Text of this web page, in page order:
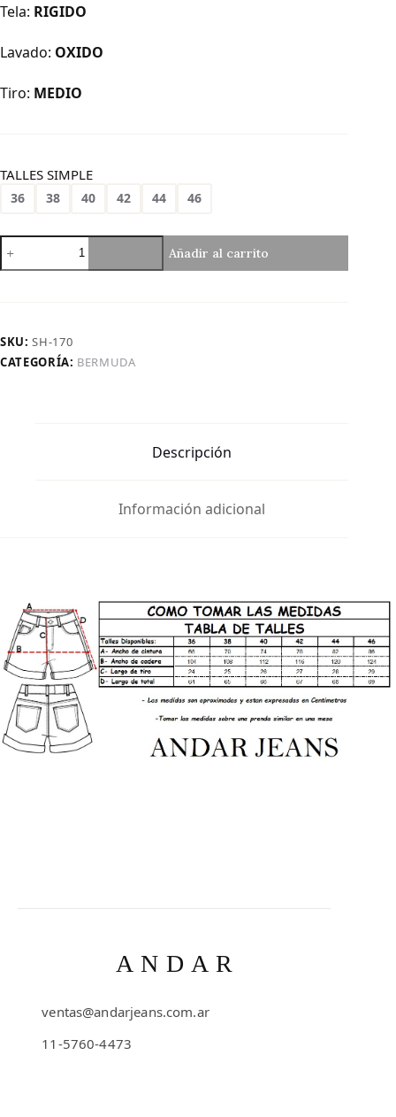
Tela: RIGIDO
Lavado: OXIDO
Tiro: MEDIO
TALLES SIMPLE
36 38 40 42 44 46
Sh-
170
cantidad
Añadir al carrito
SKU:SH-170
CATEGORÍA: BERMUDA
Descripción
Información adicional
ANDAR
ventas@andarjeans.com.ar
11-5760-4473